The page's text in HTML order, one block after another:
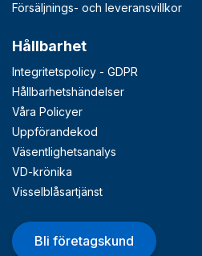
Försäljnings- och leveransvillkor
Hållbarhet
Integritetspolicy - GDPR
Hållbarhetshändelser
Våra Policyer
Uppförandekod
Väsentlighetsanalys
VD-krönika
Visselblåsartjänst
Bli företagskund